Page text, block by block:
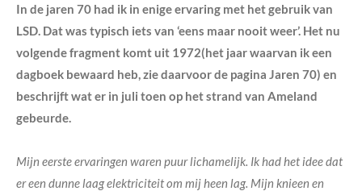
In de jaren 70 had ik in enige ervaring met het gebruik van
LSD. Dat was typisch iets van ‘eens maar nooit weer’. Het nu
volgende fragment komt uit 1972(het jaar waarvan ik een
dagboek bewaard heb, zie daarvoor de pagina Jaren 70) en
beschrijft wat er in juli toen op het strand van Ameland
gebeurde.
Mijn eerste ervaringen waren puur lichamelijk. Ik had het idee dat
er een dunne laag elektriciteit om mij heen lag. Mijn knieen en